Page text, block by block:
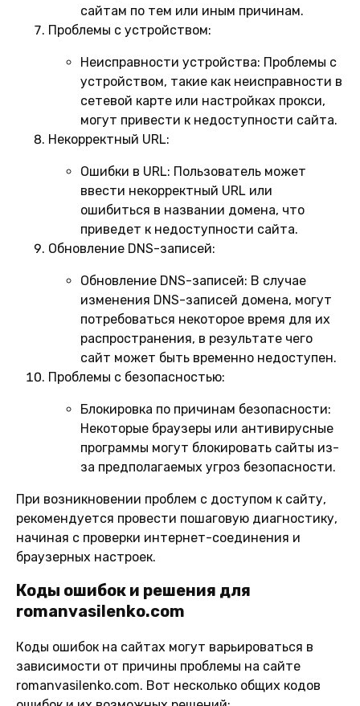
сайтам по тем или иным причинам.
Проблемы с устройством:
Неисправности устройства: Проблемы с
устройством, такие как неисправности в
сетевой карте или настройках прокси,
могут привести к недоступности сайта.
Некорректный URL:
Ошибки в URL: Пользователь может
ввести некорректный URL или
ошибиться в названии домена, что
приведет к недоступности сайта.
Обновление DNS-записей:
Обновление DNS-записей: В случае
изменения DNS-записей домена, могут
потребоваться некоторое время для их
распространения, в результате чего
сайт может быть временно недоступен.
Проблемы с безопасностью:
Блокировка по причинам безопасности:
Некоторые браузеры или антивирусные
программы могут блокировать сайты из-
за предполагаемых угроз безопасности.
При возникновении проблем с доступом к сайту,
рекомендуется провести пошаговую диагностику,
начиная с проверки интернет-соединения и
браузерных настроек.
Коды ошибок и решения для
romanvasilenko.com
Коды ошибок на сайтах могут варьироваться в
зависимости от причины проблемы на сайте
romanvasilenko.com. Вот несколько общих кодов